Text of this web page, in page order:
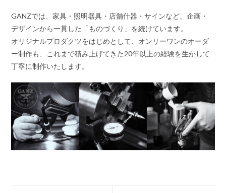
GANZでは、家具・照明器具・店舗什器・サインなど、企画・
デザインから一貫した「ものづくり」を続けています。
オリジナルプロダクツをはじめとして、オンリーワンのオーダ
ー制作も、これまで積み上げてきた20年以上の経験を生かして
丁寧に制作いたします。